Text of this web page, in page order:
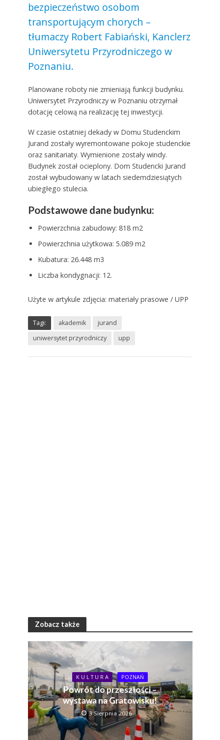
bezpieczeństwo osobom
transportującym chorych –
tłumaczy Robert Fabiański, Kanclerz
Uniwersytetu Przyrodniczego w
Poznaniu.
Planowane roboty nie zmieniają funkcji budynku.
Uniwersytet Przyrodniczy w Poznaniu otrzymał
dotację celową na realizację tej inwestycji.
W czasie ostatniej dekady w Domu Studenckim
Jurand zostały wyremontowane pokoje studenckie
oraz sanitariaty. Wymienione zostały windy.
Budynek został ocieplony. Dom Studencki Jurand
został wybudowany w latach siedemdziesiątych
ubiegłego stulecia.
Podstawowe dane budynku:
Powierzchnia zabudowy: 818 m2
Powierzchnia użytkowa: 5.089 m2
Kubatura: 26.448 m3
Liczba kondygnacji: 12.
Użyte w artykule zdjęcia: materiały prasowe / UPP
Tagi: akademik
jurand
uniwersytet przyrodniczy
upp
Zobacz także
K U L T U R A POZNAŃ
Powrót do przeszłości –
wystawa na Gratowisku!
3 Sierpnia 2026